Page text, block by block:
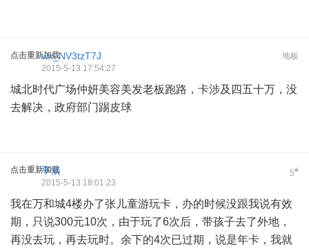
点击重新加载 地板
wx_NV3tzT7J
2015-5-13 17:54:27
城北时代广场仲妍美容美发老板跑路，卡涉及四五十万，没
去解决，政府部门踢皮球
点击重新加载 5#
平淡
2015-5-13 18:01:23
我在万和城4楼办了张儿童游玩卡，办的时候没跟我说有效
期，只说300元10次，由于玩了6次后，带孩子去了外地，
再没去玩，再去玩时。余下的4次已过期，说是年卡，我就